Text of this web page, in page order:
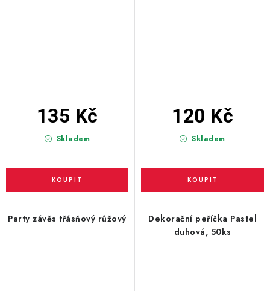
Skladem
135 Kč
Skladem
120 Kč
Party závěs třásňový růžový
Dekorační peříčka Pastel
duhová, 50ks